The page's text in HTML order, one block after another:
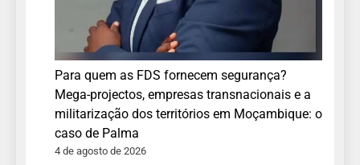
Para quem as FDS fornecem segurança?
Mega-projectos, empresas transnacionais e a
militarização dos territórios em Moçambique: o
caso de Palma
4 de agosto de 2026